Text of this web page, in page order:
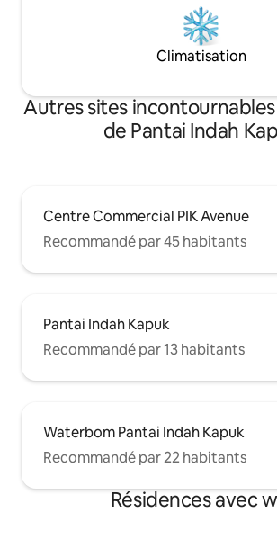
Climatisation
Autres sites
de Pantai Indah
Centre Commercial PIK Avenue
Recommandé par 45 habitants
Pantai Indah Kapuk
Recommandé par 13 habitants
Waterbom Pantai Indah Kapuk
Recommandé par 22 habitants
Résidences avec